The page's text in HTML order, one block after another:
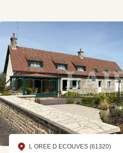
L OREE D ECOUVES (61320)